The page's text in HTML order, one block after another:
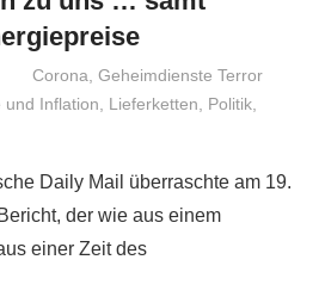
Niki Vogt
Corona,Geheimdienste Terror
und Inflation, Lieferketten, Politik,
Daily Mail überraschte am 19.
der wie aus einem
einer Zeit des